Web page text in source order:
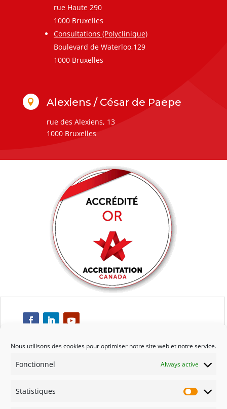
Nous utilisons des cookies pour optimiser notre site web et notre service.
Fonctionnel Always active
Statistiques
rue Haute 290
1000 Bruxelles
Consultations (Polyclinique)
Boulevard de Waterloo,129
1000 Bruxelles
 Alexiens / César de Paepe
rue des Alexiens, 13
1000 Bruxelles
Respect
Engagement